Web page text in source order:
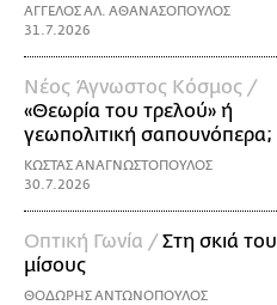
ΑΓΓΕΛΟΣ ΑΛ. ΑΘΑΝΑΣΟΠΟΥΛΟΣ
31.7.2026
Νέος Άγνωστος Κόσμος /
«Θεωρία του τρελού» ή
γεωπολιτική σαπουνόπερα;
ΚΩΣΤΑΣ ΑΝΑΓΝΩΣΤΟΠΟΥΛΟΣ
30.7.2026
Οπτική Γωνία /Στη σκιά του
μίσους
ΘΟΔΩΡΗΣ ΑΝΤΩΝΟΠΟΥΛΟΣ